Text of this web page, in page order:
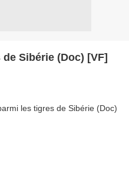
Sibérie (Doc) [VF]